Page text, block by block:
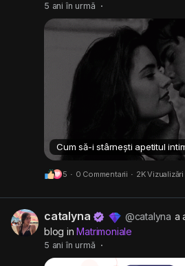
5 ani în urmă ·
5 · 0 Commentarii · 2K Vizualizări
catalyna @catalyna a
blog inMatrimoniale
5 ani în urmă ·